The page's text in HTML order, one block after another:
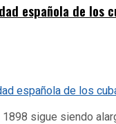
española de los
sigue siendo